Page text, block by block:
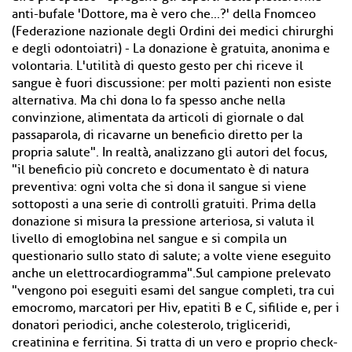
anti-bufale 'Dottore, ma è vero che...?' della Fnomceo
(Federazione nazionale degli Ordini dei medici chirurghi
e degli odontoiatri) - La donazione è gratuita, anonima e
volontaria. L'utilità di questo gesto per chi riceve il
sangue è fuori discussione: per molti pazienti non esiste
alternativa. Ma chi dona lo fa spesso anche nella
convinzione, alimentata da articoli di giornale o dal
passaparola, di ricavarne un beneficio diretto per la
propria salute". In realtà, analizzano gli autori del focus,
"il beneficio più concreto e documentato è di natura
preventiva: ogni volta che si dona il sangue si viene
sottoposti a una serie di controlli gratuiti. Prima della
donazione si misura la pressione arteriosa, si valuta il
livello di emoglobina nel sangue e si compila un
questionario sullo stato di salute; a volte viene eseguito
anche un elettrocardiogramma".Sul campione prelevato
"vengono poi eseguiti esami del sangue completi, tra cui
emocromo, marcatori per Hiv, epatiti B e C, sifilide e, per i
donatori periodici, anche colesterolo, trigliceridi,
creatinina e ferritina. Si tratta di un vero e proprio check-